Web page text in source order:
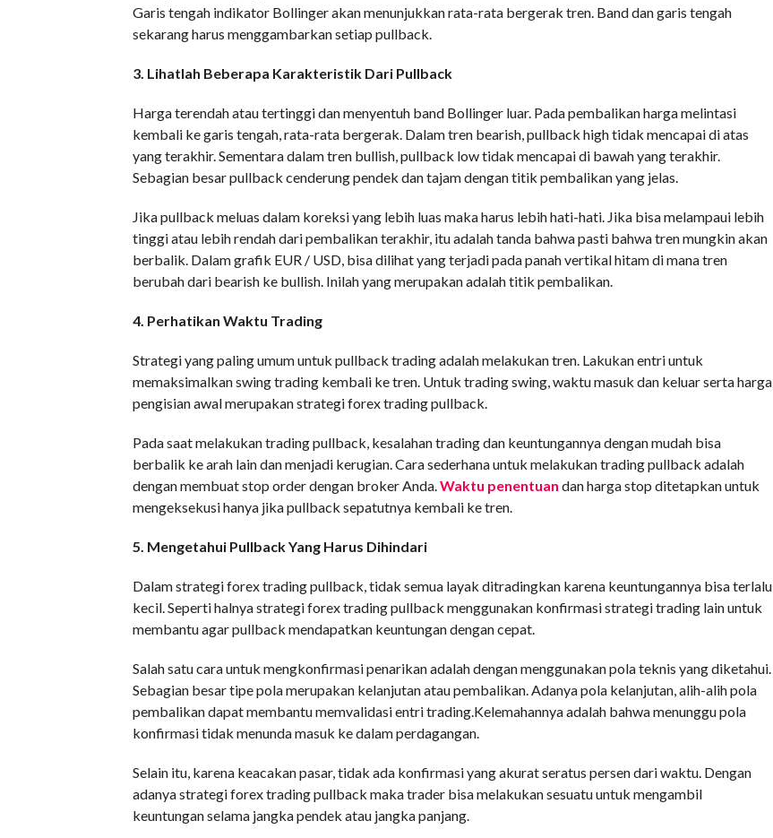
Garis tengah indikator Bollinger akan menunjukkan rata-rata bergerak tren. Band dan garis tengah
sekarang harus menggambarkan setiap pullback.
3. Lihatlah Beberapa Karakteristik Dari Pullback
Harga terendah atau tertinggi dan menyentuh band Bollinger luar. Pada pembalikan harga melintasi
kembali ke garis tengah, rata-rata bergerak. Dalam tren bearish, pullback high tidak mencapai di atas
yang terakhir. Sementara dalam tren bullish, pullback low tidak mencapai di bawah yang terakhir.
Sebagian besar pullback cenderung pendek dan tajam dengan titik pembalikan yang jelas.
Jika pullback meluas dalam koreksi yang lebih luas maka harus lebih hati-hati. Jika bisa melampaui lebih
tinggi atau lebih rendah dari pembalikan terakhir, itu adalah tanda bahwa pasti bahwa tren mungkin akan
berbalik. Dalam grafik EUR / USD, bisa dilihat yang terjadi pada panah vertikal hitam di mana tren
berubah dari bearish ke bullish. Inilah yang merupakan adalah titik pembalikan.
4. Perhatikan Waktu Trading
Strategi yang paling umum untuk pullback trading adalah melakukan tren. Lakukan entri untuk
memaksimalkan swing trading kembali ke tren. Untuk trading swing, waktu masuk dan keluar serta harga
pengisian awal merupakan strategi forex trading pullback.
Pada saat melakukan trading pullback, kesalahan trading dan keuntungannya dengan mudah bisa
berbalik ke arah lain dan menjadi kerugian. Cara sederhana untuk melakukan trading pullback adalah
dengan membuat stop order dengan broker Anda.Waktu penentuan dan harga stop ditetapkan untuk
mengeksekusi hanya jika pullback sepatutnya kembali ke tren.
5. Mengetahui Pullback Yang Harus Dihindari
Dalam strategi forex trading pullback, tidak semua layak ditradingkan karena keuntungannya bisa terlalu
kecil. Seperti halnya strategi forex trading pullback menggunakan konfirmasi strategi trading lain untuk
membantu agar pullback mendapatkan keuntungan dengan cepat.
Salah satu cara untuk mengkonfirmasi penarikan adalah dengan menggunakan pola teknis yang diketahui.
Sebagian besar tipe pola merupakan kelanjutan atau pembalikan. Adanya pola kelanjutan, alih-alih pola
pembalikan dapat membantu memvalidasi entri trading.Kelemahannya adalah bahwa menunggu pola
konfirmasi tidak menunda masuk ke dalam perdagangan.
Selain itu, karena keacakan pasar, tidak ada konfirmasi yang akurat seratus persen dari waktu. Dengan
adanya strategi forex trading pullback maka trader bisa melakukan sesuatu untuk mengambil
keuntungan selama jangka pendek atau jangka panjang.